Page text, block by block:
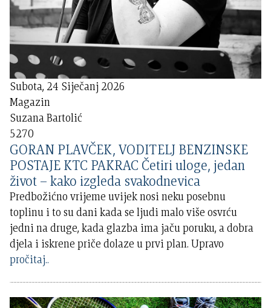
Subota, 24 Siječanj 2026
Magazin
Suzana Bartolić
5270
GORAN PLAVČEK, VODITELJ BENZINSKE
POSTAJE KTC PAKRAC Četiri uloge, jedan
život – kako izgleda svakodnevica
Predbožićno vrijeme uvijek nosi neku posebnu
toplinu i to su dani kada se ljudi malo više osvrću
jedni na druge, kada glazba ima jaču poruku, a dobra
djela i iskrene priče dolaze u prvi plan. Upravo
pročitaj..